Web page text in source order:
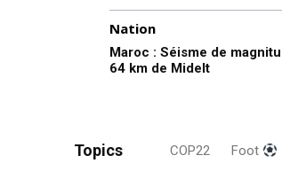
Nation
Maroc : Séisme de
64 km de Midelt
Topics COP22 Foot